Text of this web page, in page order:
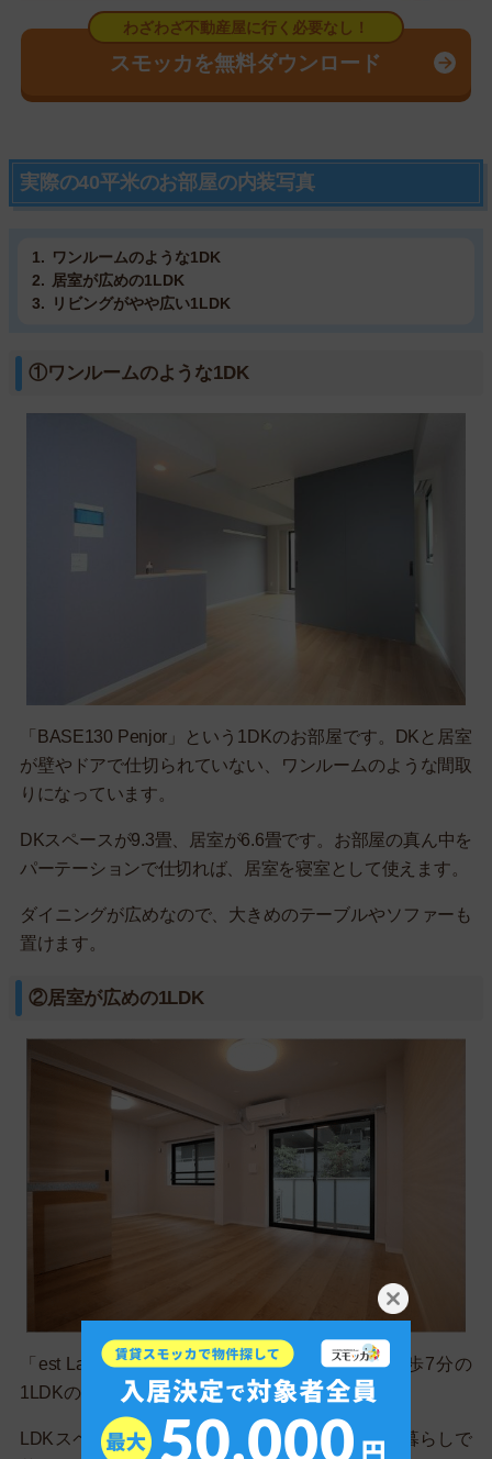
スモッカを無料ダウンロード
実際の40平米のお部屋の内装写真
ワンルームのような1DK
居室が広めの1LDK
リビングがやや広い1LDK
①ワンルームのような1DK
「BASE130 Penjor」という1DKのお部屋です。DKと居室
が壁やドアで仕切られていない、ワンルームのような間取
りになっています。
DKスペースが9.3畳、居室が6.6畳です。お部屋の真ん中を
パーテーションで仕切れば、居室を寝室として使えます。
ダイニングが広めなので、大きめのテーブルやソファーも
置けます。
②居室が広めの1LDK
「est Largo MEGROⅡ」という、目黒駅から徒歩7分の
1LDKのお部屋です。
LDKスペースが8畳あるうえに居室も広く、一人暮らしで